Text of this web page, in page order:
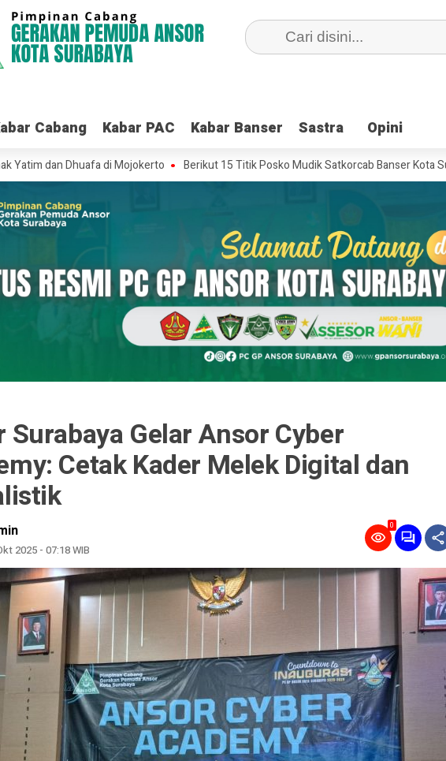
Cabang Kabar PAC Kabar Banser Sastra Opini
Cabang Kabar PAC Kabar Banser Sastra Opini
Dhuafa di Mojokerto Berikut 15 Titik Posko Mudik Satkorcab Banser Kota Surabaya
Surabaya Gelar Ansor Cyber
Cetak Kader Melek Digital dan
2025 - 07:18 WIB
0